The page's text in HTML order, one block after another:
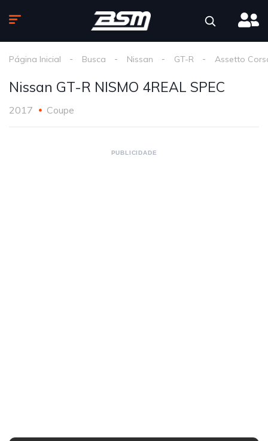
Página Inicial Busca Nissan GT-R Assetto
Nissan GT-R NISMO 4REAL SPEC
2017 Coupe
PUBLICIDADE